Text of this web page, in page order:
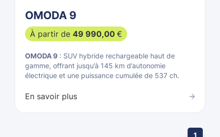
OMODA 9
À partir de 49 990,00 €
OMODA 9 : SUV hybride rechargeable haut de
gamme, offrant jusqu’à 145 km d’autonomie
électrique et une puissance cumulée de 537 ch.
En savoir plus